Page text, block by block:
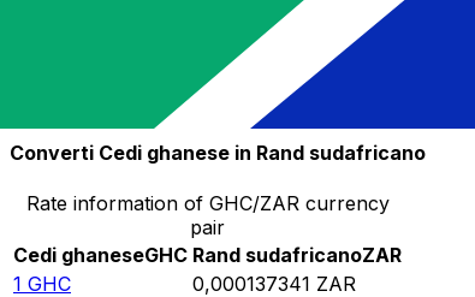
3.640.560
7.281.120
GHC
36.405.600
72.811.200
Converti Cedi ghanese in Rand sudafricano
Rate information of GHC/ZAR currency
pair
Cedi ghaneseGHC Rand sudafricanoZAR
1 GHC 0,000137341 ZAR